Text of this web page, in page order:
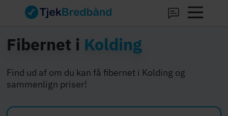
Fibernet i Kolding
Find ud af om du kan få fibernet i Kolding og
sammenlign priser!